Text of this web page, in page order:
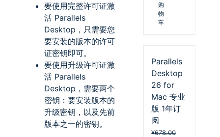
要使用完整许可证激
活Parallels
Desktop ，只需要您
要安装的版本的许可
证密钥即可。
要使用升级许可证激
活Parallels
Desktop ，需要两个
密钥：要安装版本的
升级密钥，以及先前
版本之一的密钥。
购
物
车
Parallels
Desktop
26 for
Mac 专业
版 1年订
阅
¥678.00